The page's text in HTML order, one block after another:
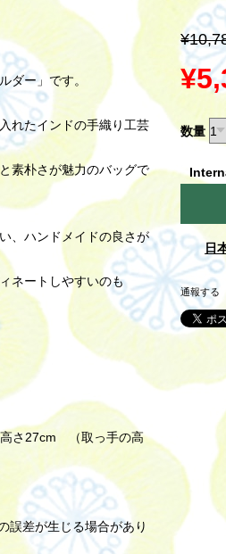
ダー」です。
れたインドの手織り工芸
素朴さが魅力のバッグで
、ハンドメイドの良さが
ネートしやすいのも
高さ27cm （取っ手の高
誤差が生じる場合があり
数量
日
通報する